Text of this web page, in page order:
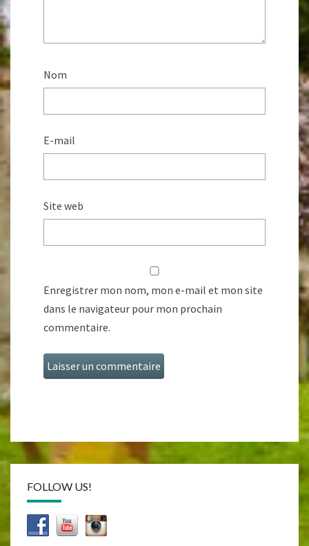
Nom
E-mail
Site web
Enregistrer mon nom, mon e-mail et mon site
dans le navigateur pour mon prochain
commentaire.
FOLLOW US!